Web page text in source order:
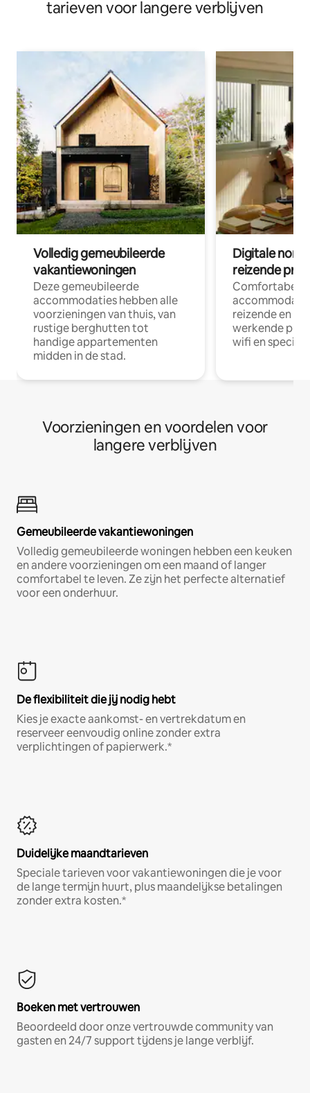
tarieven voor langere verblijven
Volledig gemeubileerde
vakantiewoningen
Deze gemeubileerde
accommodaties hebben alle
voorzieningen van thuis, van
rustige berghutten tot
handige appartementen
midden in de stad.
Digitale
reizende
Comfortabele
reizende en
werkende
wifi en
Voorzieningen en voordelen voor
langere verblijven
Gemeubileerde vakantiewoningen
Volledig gemeubileerde woningen hebben een keuken
en andere voorzieningen om een maand of langer
comfortabel te leven. Ze zijn het perfecte alternatief
voor een onderhuur.
De flexibiliteit die jij nodig hebt
Kies je exacte aankomst- en vertrekdatum en
reserveer eenvoudig online zonder extra
verplichtingen of papierwerk.*
Duidelijke maandtarieven
Speciale tarieven voor vakantiewoningen die je voor
de lange termijn huurt, plus maandelijkse betalingen
zonder extra kosten.*
Boeken met vertrouwen
Beoordeeld door onze vertrouwde community van
gasten en 24/7 support tijdens je lange verblijf.